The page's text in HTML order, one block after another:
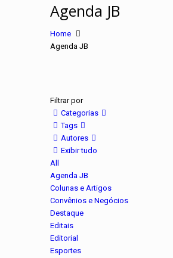
Agenda JB
Home
Agenda JB
Filtrar por
Categorias
Tags
Autores
Exibir tudo
All
Agenda JB
Colunas e Artigos
Convênios e Negócios
Destaque
Editais
Editorial
Esportes